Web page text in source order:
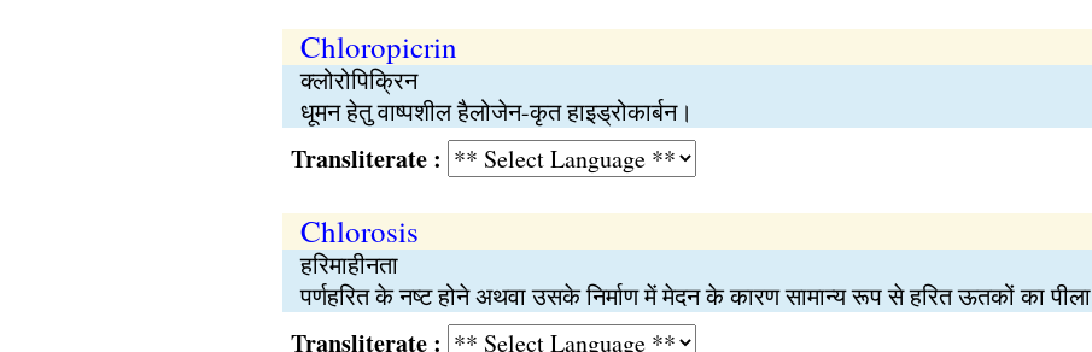
Chloropicrin
क्लोरोपिक्रिन
धूमन हेतु वाष्पशील हैलोजेन-कृत हाइड्रोकार्बन।
Transliterate :
Chlorosis
हरिमाहीनता
पर्णहरित के नष्ट होने अथवा उसके निर्माण में मेदन के कारण सामान्य रूप से हरित ऊतकों का
Transliterate :